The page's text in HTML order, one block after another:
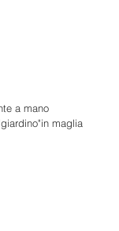
a mano
maglia